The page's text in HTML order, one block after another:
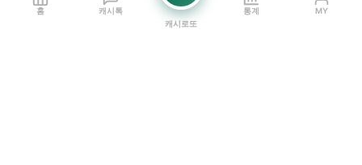
홈 캐시톡
캐시로또
통계 MY